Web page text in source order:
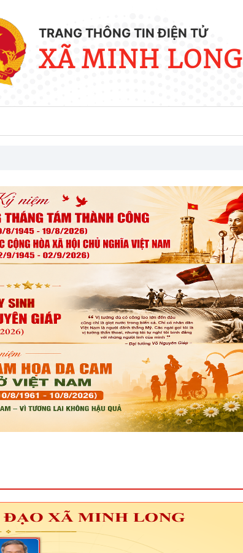
TRANG THÔNG TIN ĐIỆN TỬ
XÃ MINH LONG